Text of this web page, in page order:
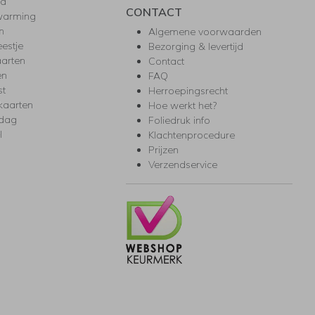
CONTACT
Algemene voorwaarden
Bezorging & levertijd
Contact
FAQ
Herroepingsrecht
Hoe werkt het?
Foliedruk info
Klachtenprocedure
Prijzen
Verzendservice